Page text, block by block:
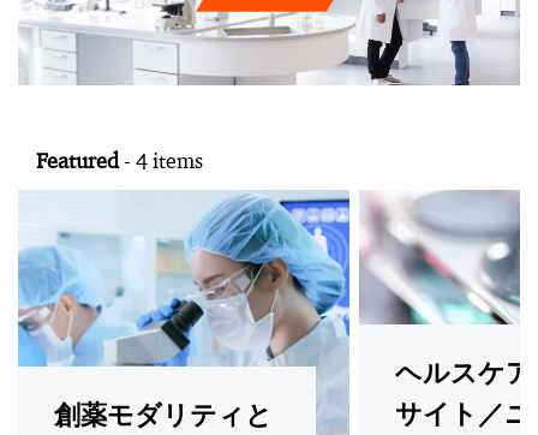
Featured- 4 items
創薬モダリティと
ヘルスケ
サイト／